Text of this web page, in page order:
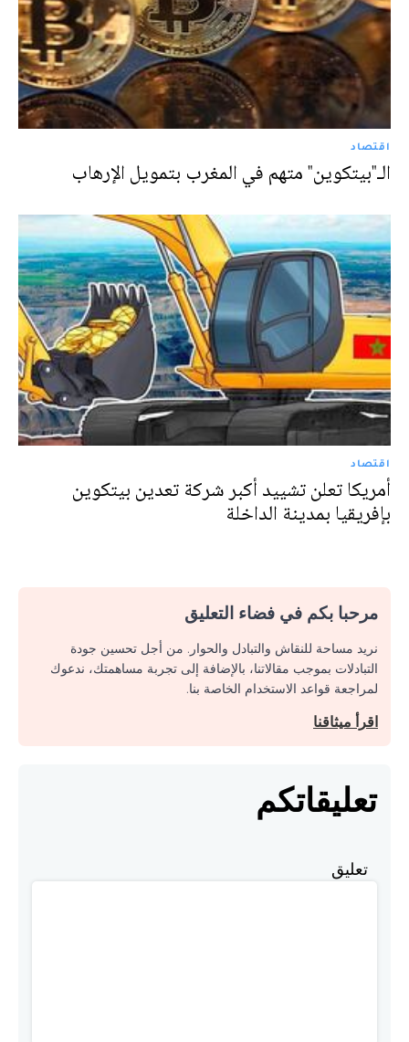
اقتصاد
الـ"بيتكوين" متهم في المغرب بتمويل الإرهاب
اقتصاد
أمريكا تعلن تشييد أكبر شركة تعدين بيتكوين
بإفريقيا بمدينة الداخلة
مرحبا بكم في فضاء التعليق
نريد مساحة للنقاش والتبادل والحوار. من أجل تحسين جودة
التبادلات بموجب مقالاتنا، بالإضافة إلى تجربة مساهمتك، ندعوك
لمراجعة قواعد الاستخدام الخاصة بنا.
اقرأ ميثاقنا
تعليقاتكم
تعليق